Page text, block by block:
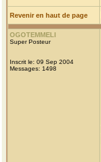
Revenir en haut de page
OGOTEMMELI
Super Posteur
Inscrit le: 09 Sep 2004
Messages: 1498